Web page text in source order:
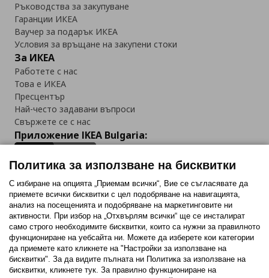
Ръководства за закупуване
Гаранции ИКЕА
Ваучер за подарък ИКЕА
Условия за връщане на закупени стоки
За ИКЕА
Работете с нас
Това е ИКЕА
Пресцентър
Най-често задавани въпроси
Свържете се с нас
Приложение IKEA Bulgaria:
Последвайте ни:
FacebookTwitterYoutubePinterestInstagram
Политика за използване на бисквитки
С избиране на опцията „Приемам всички“, Вие се съгласявате да
приемете всички бисквитки с цел подобряване на навигацията,
анализ на посещенията и подобряване на маркетинговите ни
активности. При избор на „Отхвърлям всички“ ще се инсталират
само строго необходимитe бисквитки, които са нужни за правилното
функциониране на уебсайта ни. Можете да изберете кои категории
да приемете като кликнете на "Настройки за използване на
бисквитки". За да видите пълната ни Политика за използване на
бисквитки, кликнете тук. За правилно функциониране на